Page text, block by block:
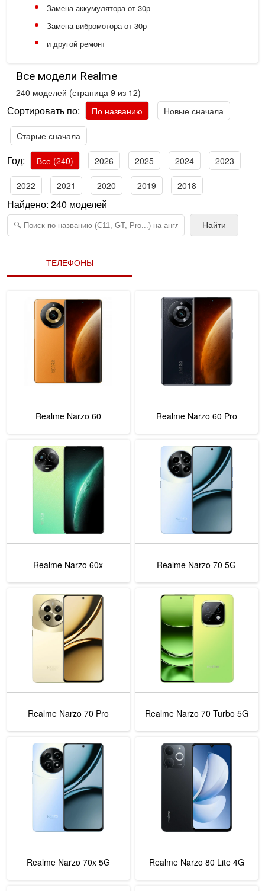
Замена аккумулятора от 30р
Замена вибромотора от 30р
и другой ремонт
Все модели Realme
240 моделей (страница 9 из 12)
Сортировать по: По названию Новые сначала
Старые сначала
Год: Все (240) 2026 2025 2024 2023
2022 2021 2020 2019 2018
Найдено: 240 моделей
Найти
ТЕЛЕФОНЫ
Realme Narzo 60 Realme Narzo 60 Pro
Realme Narzo 60x Realme Narzo 70 5G
Realme Narzo 70 Pro Realme Narzo 70 Turbo 5G
Realme Narzo 70x 5G Realme Narzo 80 Lite 4G